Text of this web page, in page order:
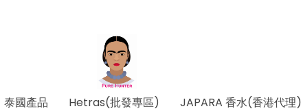
泰國產品 Hetras(批發專區) JAPARA 香水(香港代理)